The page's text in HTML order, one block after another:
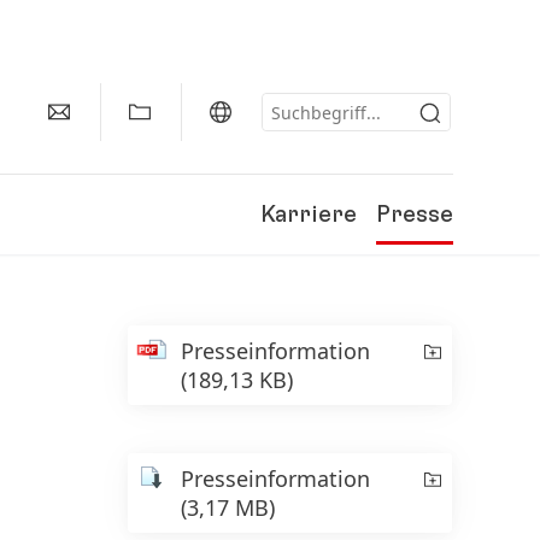
Karriere Presse
Presseinformation
(189,13 KB)
Presseinformation
(3,17 MB)